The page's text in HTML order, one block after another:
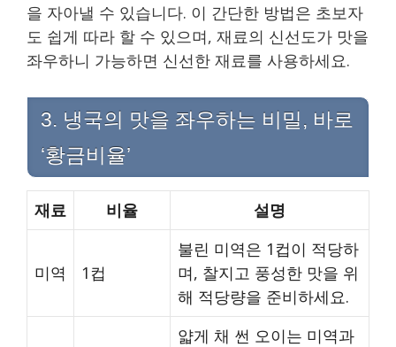
을 자아낼 수 있습니다. 이 간단한 방법은 초보자
도 쉽게 따라 할 수 있으며, 재료의 신선도가 맛을
좌우하니 가능하면 신선한 재료를 사용하세요.
3. 냉국의 맛을 좌우하는 비밀, 바로
‘황금비율’
재료 비율 설명
미역 1컵
불린 미역은 1컵이 적당하
며, 찰지고 풍성한 맛을 위
해 적당량을 준비하세요.
얇게 채 썬 오이는 미역과